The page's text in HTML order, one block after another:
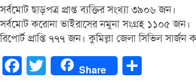
সর্বমোট ছাড়পত্র প্রাপ্ত ব্যক্তির সংখ্যা ৩৯০৬ জন।
সর্বমোট ক‌রোনা ভাইরা‌সের নমুনা সংগ্রহ ১১০৫ জন।
রিপোর্ট প্রাপ্তি ৭৭৭ জন। কুমিল্লা জেলা সিভিল
FacebookTwitter Share